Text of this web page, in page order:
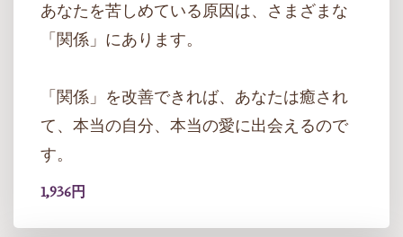
あなたを苦しめている原因は、さまざまな
「関係」にあります。
「関係」を改善できれば、あなたは癒され
て、本当の自分、本当の愛に出会えるので
す。
1,936円